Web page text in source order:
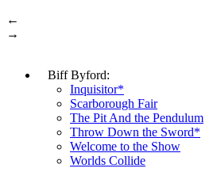
←
→
Biff Byford:
Inquisitor*
Scarborough Fair
The Pit And the Pendulum
Throw Down the Sword*
Welcome to the Show
Worlds Collide